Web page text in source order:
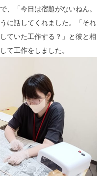
、「今日は宿題がないねん。
に話してくれました。「それ
ていた工作する？」と彼と相
て工作をしました。